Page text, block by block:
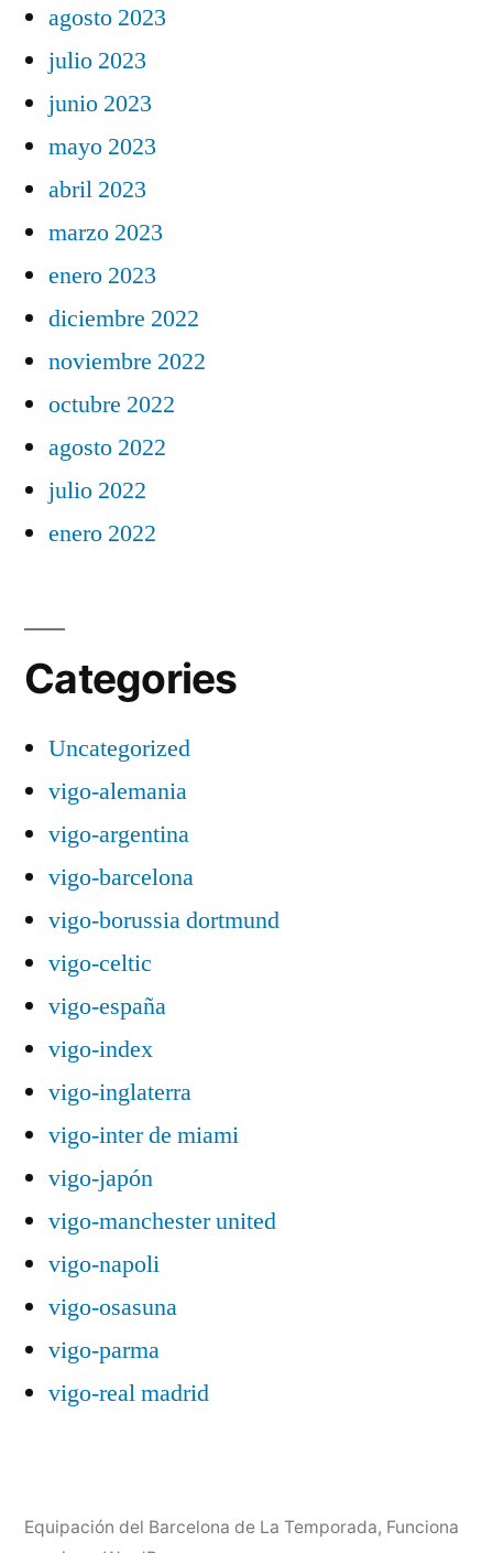
agosto 2023
julio 2023
junio 2023
mayo 2023
abril 2023
marzo 2023
enero 2023
diciembre 2022
noviembre 2022
octubre 2022
agosto 2022
julio 2022
enero 2022
Categories
Uncategorized
vigo-alemania
vigo-argentina
vigo-barcelona
vigo-borussia dortmund
vigo-celtic
vigo-españa
vigo-index
vigo-inglaterra
vigo-inter de miami
vigo-japón
vigo-manchester united
vigo-napoli
vigo-osasuna
vigo-parma
vigo-real madrid
Equipación del Barcelona de La Temporada, Funciona